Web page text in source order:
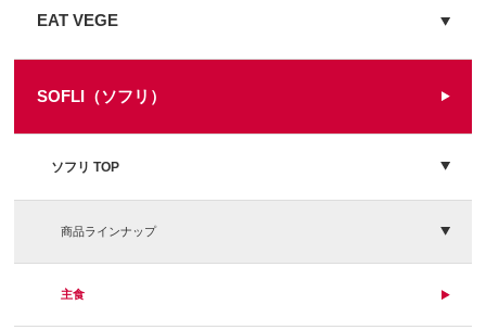
EAT VEGE
SOFLI（ソフリ）
ソフリ TOP
商品ラインナップ
主食